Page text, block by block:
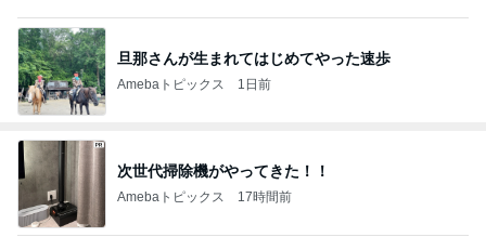
旦那さんが生まれてはじめてやった速歩
Amebaトピックス 1日前
次世代掃除機がやってきた！！
Amebaトピックス 17時間前